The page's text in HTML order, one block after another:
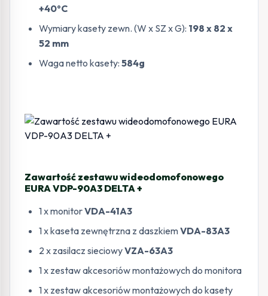
+40ºC
Wymiary kasety zewn. (W x SZ x G): 198 x 82 x
52 mm
Waga netto kasety: 584g
Zawartość zestawu wideodomofonowego
EURA VDP-90A3 DELTA +
1 x monitorVDA-41A3
1 x kaseta zewnętrzna z daszkiemVDA-83A3
2 x zasilacz sieciowyVZA-63A3
1 x zestaw akcesoriów montażowych do monitora
1 x zestaw akcesoriów montażowych do kasety